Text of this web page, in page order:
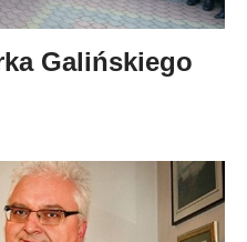
Galińskiego